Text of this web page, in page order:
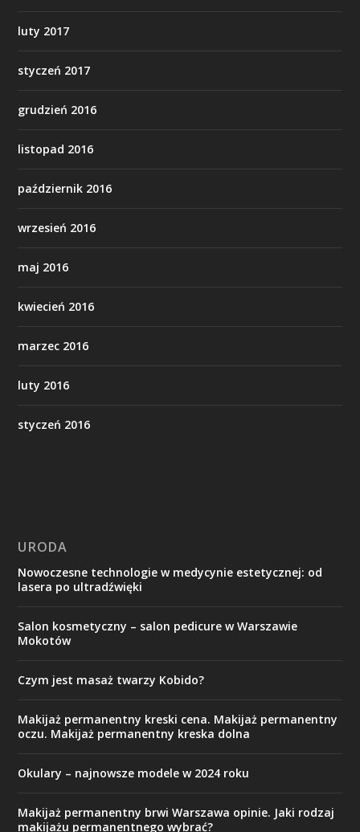
luty 2017
styczeń 2017
grudzień 2016
listopad 2016
październik 2016
wrzesień 2016
maj 2016
kwiecień 2016
marzec 2016
luty 2016
styczeń 2016
URODA
Nowoczesne technologie w medycynie estetycznej: od
lasera po ultradźwięki
Salon kosmetyczny – salon pedicure w Warszawie
Mokotów
Czym jest masaż twarzy Kobido?
Makijaż permanentny kreski cena. Makijaż permanentny
oczu. Makijaż permanentny kreska dolna
Okulary – najnowsze modele w 2024 roku
Makijaż permanentny brwi Warszawa opinie. Jaki rodzaj
makijażu permanentnego wybrać?